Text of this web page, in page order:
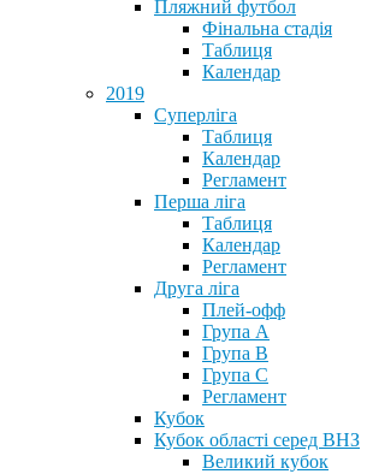
Пляжний футбол
Фінальна стадія
Таблиця
Календар
2019
Суперліга
Таблиця
Календар
Регламент
Перша ліга
Таблиця
Календар
Регламент
Друга ліга
Плей-офф
Група А
Група В
Група С
Регламент
Кубок
Кубок області серед ВНЗ
Великий кубок